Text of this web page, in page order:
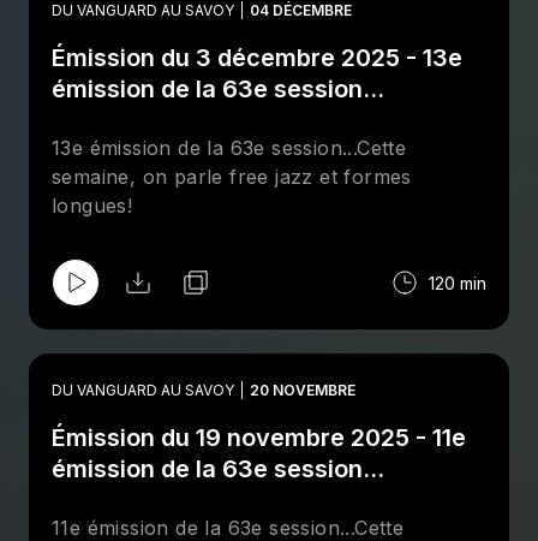
DU VANGUARD AU SAVOY 04 DÉCEMBRE
Émission du 3 décembre 2025 - 13e
émission de la 63e session...
13e émission de la 63e session...Cette
semaine, on parle free jazz et formes
longues!
120 min
DU VANGUARD AU SAVOY 20 NOVEMBRE
Émission du 19 novembre 2025 - 11e
émission de la 63e session...
11e émission de la 63e session...Cette